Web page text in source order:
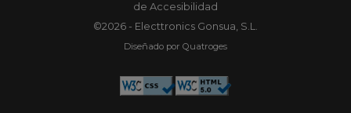
de Accesibilidad
©2026 - Electtronics Gonsua, S.L.
Diseñado por Quatroges